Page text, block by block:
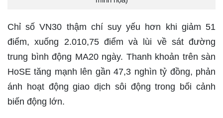
Chỉ số VN30 thậm chí suy yếu hơn khi giảm 51
điểm, xuống 2.010,75 điểm và lùi về sát đường
trung bình động MA20 ngày. Thanh khoản trên sàn
HoSE tăng mạnh lên gần 47,3 nghìn tỷ đồng, phản
ánh hoạt động giao dịch sôi động trong bối cảnh
biến động lớn.